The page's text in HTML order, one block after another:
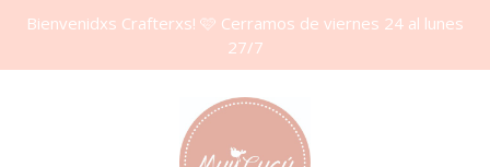
Bienvenidxs Crafterxs! 🩷 Cerramos de viernes 24 al lunes
27/7